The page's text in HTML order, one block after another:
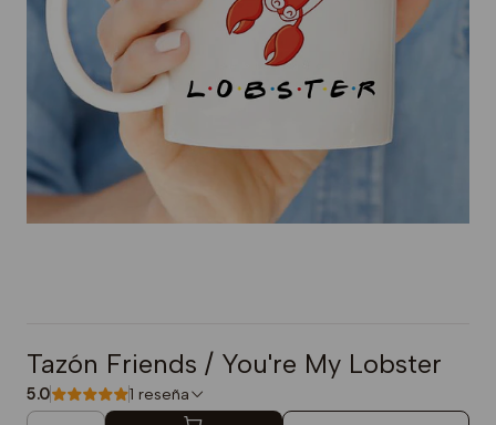
Tazón Friends / You're My Lobster
5.0 1 reseña